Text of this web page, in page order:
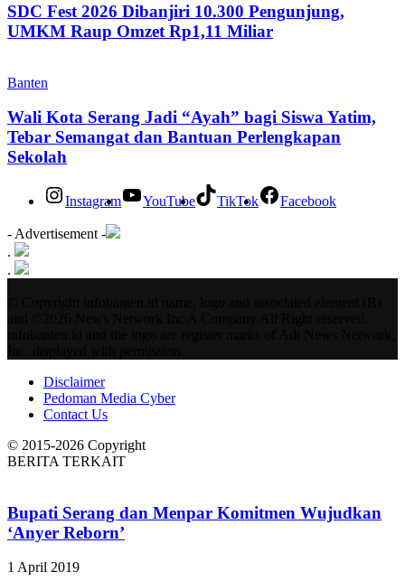
SDC Fest 2026 Dibanjiri 10.300 Pengunjung,
UMKM Raup Omzet Rp1,11 Miliar
Banten
Wali Kota Serang Jadi “Ayah” bagi Siswa Yatim,
Tebar Semangat dan Bantuan Perlengkapan
Sekolah
Instagram YouTube TikTok Facebook
- Advertisement -
.
.
Disclaimer
Pedoman Media Cyber
Contact Us
© 2015-2026 Copyright
BERITA TERKAIT
Bupati Serang dan Menpar Komitmen Wujudkan
‘Anyer Reborn’
1 April 2019